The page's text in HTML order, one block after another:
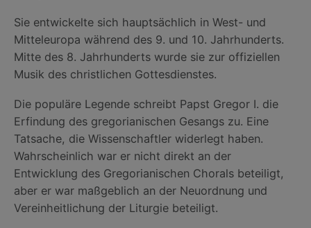
Sie entwickelte sich hauptsächlich in West- und
Mitteleuropa während des 9. und 10. Jahrhunderts.
Mitte des 8. Jahrhunderts wurde sie zur offiziellen
Musik des christlichen Gottesdienstes.
Die populäre Legende schreibt Papst Gregor I. die
Erfindung des gregorianischen Gesangs zu. Eine
Tatsache, die Wissenschaftler widerlegt haben.
Wahrscheinlich war er nicht direkt an der
Entwicklung des Gregorianischen Chorals beteiligt,
aber er war maßgeblich an der Neuordnung und
Vereinheitlichung der Liturgie beteiligt.